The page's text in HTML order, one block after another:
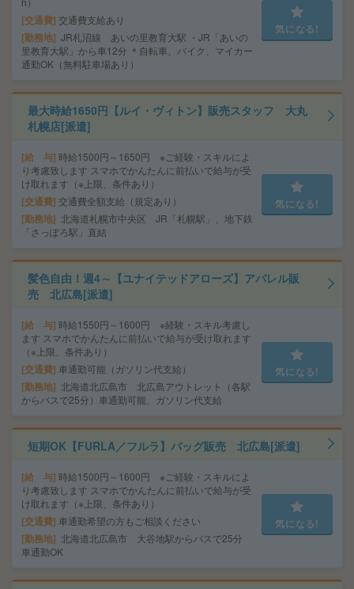
交通費 交通費支給あり
勤務地 JR札沼線 あいの里教育大駅 ・JR「あいの
里教育大駅」から車12分 ＊自転車、バイク、マイカー
通勤OK（無料駐車場あり）
気になる!
最大時給1650円【ルイ・ヴィトン】販売スタッフ 大丸
札幌店[派遣]
給 与 時給1500円～1650円 ※ご経験・スキルによ
り考慮致します スマホでかんたんに前払いで給与が受
け取れます（※上限、条件あり）
交通費 交通費全額支給（規定あり）
勤務地
北海道札幌市中央区 JR「札幌駅」、地下鉄
「さっぽろ駅」直結
気になる!
髪色自由！週4～【ユナイテッドアローズ】アパレル販
売 北広島[派遣]
給 与 時給1550円～1600円 ※経験・スキル考慮し
ます スマホでかんたんに前払いで給与が受け取れます
（※上限、条件あり）
交通費 車通勤可能（ガソリン代支給）
勤務地
北海道北広島市 北広島アウトレット（各駅
からバスで25分）車通勤可能、ガソリン代支給
気になる!
短期OK【FURLA／フルラ】バッグ販売 北広島[派遣]
給 与 時給1500円～1600円 ※ご経験・スキルによ
り考慮致します スマホでかんたんに前払いで給与が受
け取れます（※上限、条件あり）
交通費 車通勤希望の方もご相談ください
勤務地
北海道北広島市 大谷地駅からバスで25分
車通勤OK
気になる!